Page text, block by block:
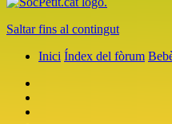
Saltar fins al contingut
Inici Índex del fòrum